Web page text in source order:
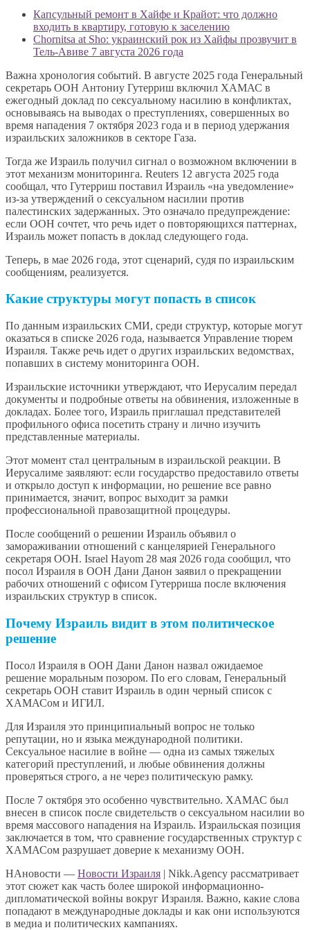
Капсульный ремонт в Хайфе и Крайот: что должно
входить в квартиру, готовую к заселению
Chornitsa at Sho: украинский рок из Хайфы прозвучит в
Тель-Авиве 7 августа 2026 года
Важна хронология событий. В августе 2025 года Генеральный
секретарь ООН Антониу Гутерриш включил ХАМАС в
ежегодный доклад по сексуальному насилию в конфликтах,
основываясь на выводах о преступлениях, совершенных во
время нападения 7 октября 2023 года и в период удержания
израильских заложников в секторе Газа.
Тогда же Израиль получил сигнал о возможном включении в
этот механизм мониторинга. Reuters 12 августа 2025 года
сообщал, что Гутерриш поставил Израиль «на уведомление»
из-за утверждений о сексуальном насилии против
палестинских задержанных. Это означало предупреждение:
если ООН сочтет, что речь идет о повторяющихся паттернах,
Израиль может попасть в доклад следующего года.
Теперь, в мае 2026 года, этот сценарий, судя по израильским
сообщениям, реализуется.
Какие структуры могут попасть в список
По данным израильских СМИ, среди структур, которые могут
оказаться в списке 2026 года, называется Управление тюрем
Израиля. Также речь идет о других израильских ведомствах,
попавших в систему мониторинга ООН.
Израильские источники утверждают, что Иерусалим передал
документы и подробные ответы на обвинения, изложенные в
докладах. Более того, Израиль приглашал представителей
профильного офиса посетить страну и лично изучить
представленные материалы.
Этот момент стал центральным в израильской реакции. В
Иерусалиме заявляют: если государство предоставило ответы
и открыло доступ к информации, но решение все равно
принимается, значит, вопрос выходит за рамки
профессиональной правозащитной процедуры.
После сообщений о решении Израиль объявил о
замораживании отношений с канцелярией Генерального
секретаря ООН. Israel Hayom 28 мая 2026 года сообщил, что
посол Израиля в ООН Дани Данон заявил о прекращении
рабочих отношений с офисом Гутерриша после включения
израильских структур в список.
Почему Израиль видит в этом политическое
решение
Посол Израиля в ООН Дани Данон назвал ожидаемое
решение моральным позором. По его словам, Генеральный
секретарь ООН ставит Израиль в один черный список с
ХАМАСом и ИГИЛ.
Для Израиля это принципиальный вопрос не только
репутации, но и языка международной политики.
Сексуальное насилие в войне — одна из самых тяжелых
категорий преступлений, и любые обвинения должны
проверяться строго, а не через политическую рамку.
После 7 октября это особенно чувствительно. ХАМАС был
внесен в список после свидетельств о сексуальном насилии во
время массового нападения на Израиль. Израильская позиция
заключается в том, что сравнение государственных структур с
ХАМАСом разрушает доверие к механизму ООН.
НАновости — Новости Израиля | Nikk.Agency рассматривает
этот сюжет как часть более широкой информационно-
дипломатической войны вокруг Израиля. Важно, какие слова
попадают в международные доклады и как они используются
в медиа и политических кампаниях.